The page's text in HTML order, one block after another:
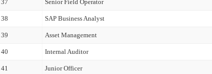
37 Senior Field Operator
38 SAP Business Analyst
39 Asset Management
40 Internal Auditor
41 Junior Officer